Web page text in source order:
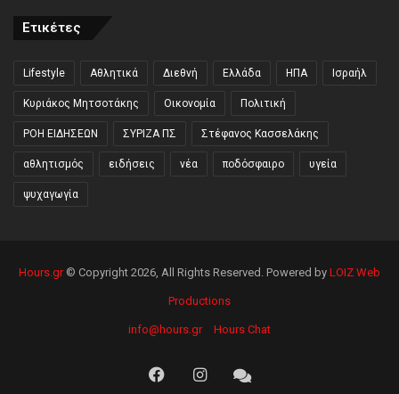
Ετικέτες
Lifestyle Αθλητικά Διεθνή Ελλάδα ΗΠΑ Ισραήλ
Κυριάκος Μητσοτάκης Οικονομία Πολιτική
ΡΟΗ ΕΙΔΗΣΕΩΝ ΣΥΡΙΖΑ ΠΣ Στέφανος Κασσελάκης
αθλητισμός ειδήσεις νέα ποδόσφαιρο υγεία
ψυχαγωγία
Hours.gr© Copyright 2026, All Rights Reserved. Powered by LOIZ Web
Productions
info@hours.gr Hours Chat
FacebookInstagramHours